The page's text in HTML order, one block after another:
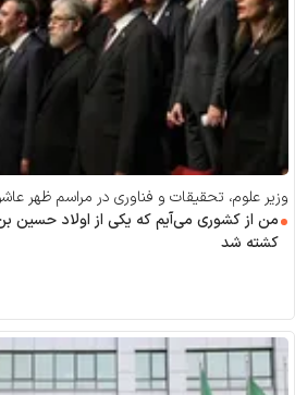
وزیر علوم، تحقیقات و فناوری در مراسم ظهر
من از کشوری می‌آیم که یکی از اولاد حسین
کشته شد